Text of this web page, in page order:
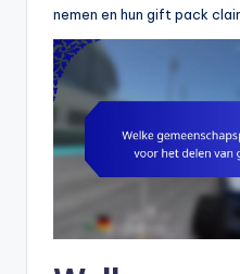
nemen en hun gift pack